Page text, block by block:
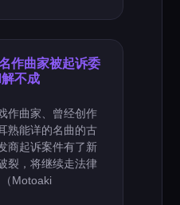
作曲家被起诉委
不成
作曲家、曾经创作
熟能详的名曲的古
商起诉案件有了新
裂，将继续走法律
Motoaki